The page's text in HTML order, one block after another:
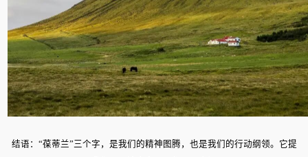
结语：“葆蒂兰”三个字，是我们的精神图腾，也是我们的行动纲领。它提